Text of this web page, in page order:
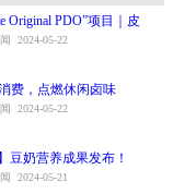
Original PDO”项目｜皮
2024-05-22
费，点燃休闲卤味
2024-05-22
豆奶营养成果发布！
2024-05-21